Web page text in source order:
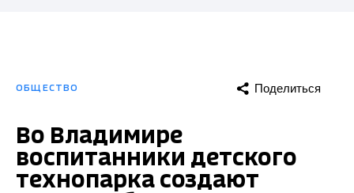
ОБЩЕСТВО Поделиться
Во Владимире
воспитанники детского
технопарка создают